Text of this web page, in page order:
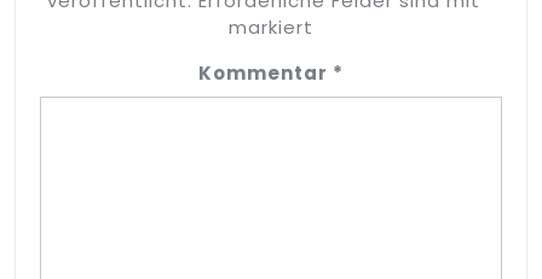
markiert
Kommentar *